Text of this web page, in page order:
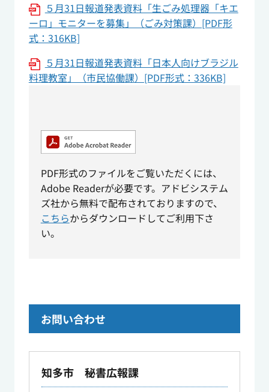
５月31日報道発表資料「生ごみ処理器「キエ
ーロ」モニターを募集」（ごみ対策課）[PDF形
式：316KB]
５月31日報道発表資料「日本人向けブラジル
料理教室」（市民協働課）[PDF形式：336KB]
PDF形式のファイルをご覧いただくには、
Adobe Readerが必要です。アドビシステム
ズ社から無料で配布されておりますので、
こちらからダウンロードしてご利用下さ
い。
お問い合わせ
知多市 秘書広報課